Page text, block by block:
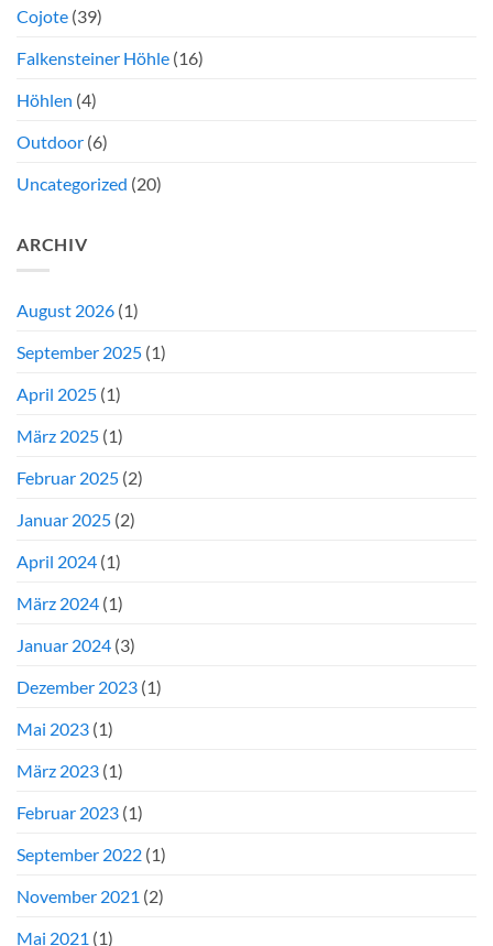
Cojote (39)
Falkensteiner Höhle (16)
Höhlen (4)
Outdoor (6)
Uncategorized (20)
ARCHIV
August 2026 (1)
September 2025 (1)
April 2025 (1)
März 2025 (1)
Februar 2025 (2)
Januar 2025 (2)
April 2024 (1)
März 2024 (1)
Januar 2024 (3)
Dezember 2023 (1)
Mai 2023 (1)
März 2023 (1)
Februar 2023 (1)
September 2022 (1)
November 2021 (2)
Mai 2021 (1)